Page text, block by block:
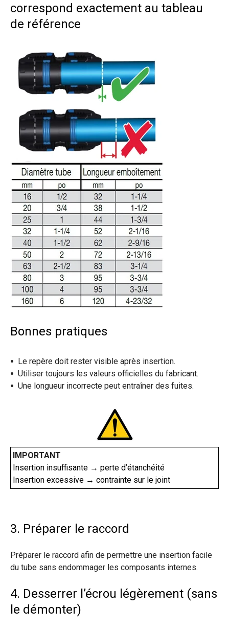
correspond exactement au tableau
de référence
Bonnes pratiques
Le repère doit rester visible après insertion.
Utiliser toujours les valeurs officielles du fabricant.
Une longueur incorrecte peut entraîner des fuites.
IMPORTANT
Insertion insuffisante → perte d’étanchéité
Insertion excessive → contrainte sur le joint
3. Préparer le raccord
Préparer le raccord afin de permettre une insertion facile
du tube sans endommager les composants internes.
4. Desserrer l’écrou légèrement (sans
le démonter)